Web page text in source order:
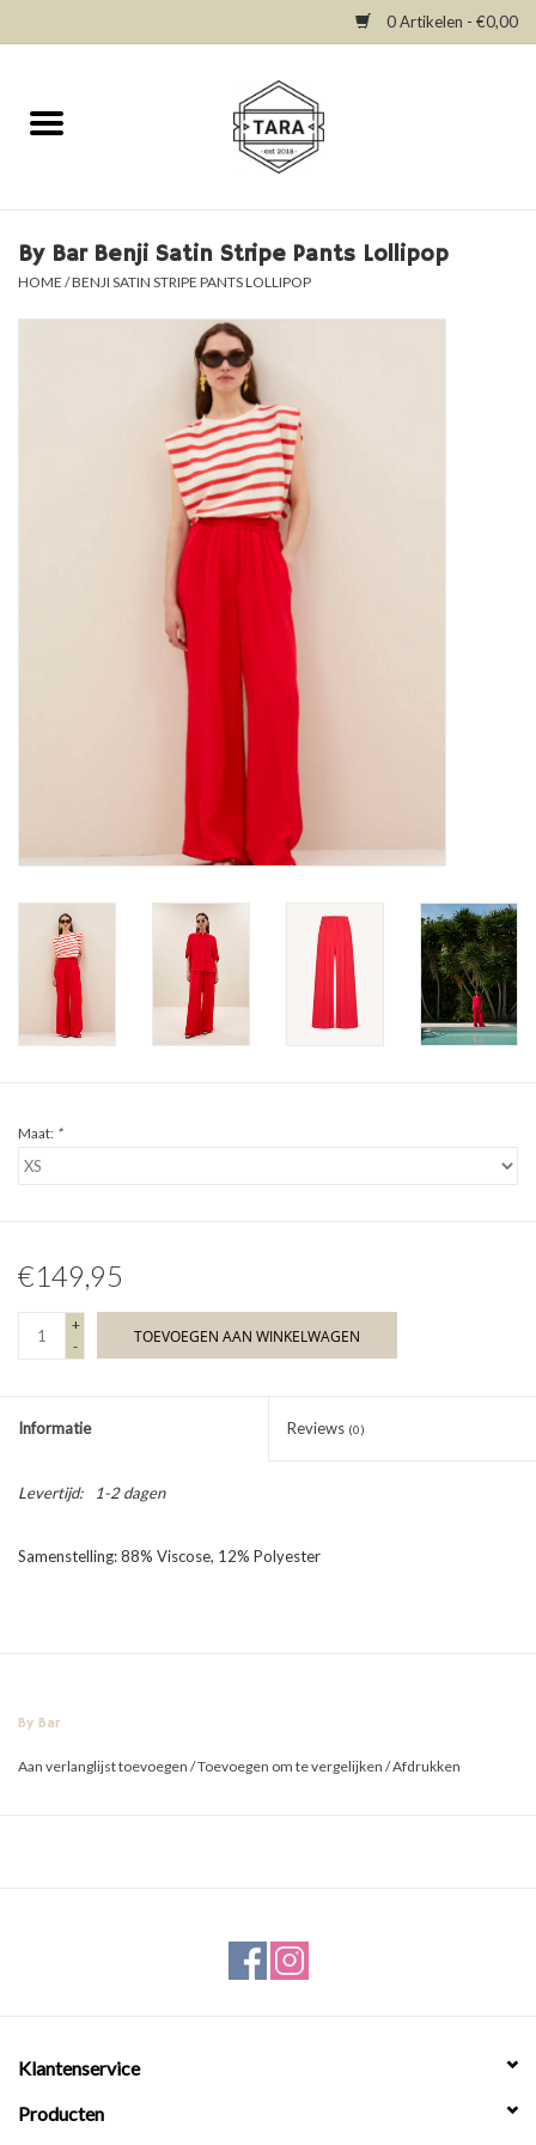
0 Artikelen - €0,00
Home
Dresses
By Bar Benji Satin Stripe Pants Lollipop
HOME /BENJI SATIN STRIPE PANTS LOLLIPOP
Maat: *
€149,95
+
-
TOEVOEGEN AAN WINKELWAGEN
Informatie Reviews (0)
Levertijd: 1-2 dagen
Samenstelling: 88% Viscose, 12% Polyester
By Bar
Aan verlanglijst toevoegen /Toevoegen om te vergelijken /Afdrukken
Klantenservice
Producten